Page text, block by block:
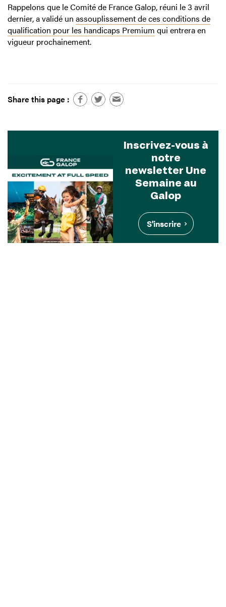
Rappelons que le Comité de France Galop, réuni le 3 avril
dernier, a validé un assouplissement de ces conditions de
qualification pour les handicaps Premium qui entrera en
vigueur prochainement.
Share this page :
Inscrivez-vous à
notre
newsletter Une
Semaine au
Galop
S'inscrire